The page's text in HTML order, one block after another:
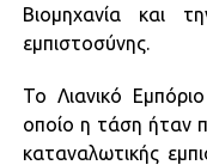
Βιομηχανία και
εμπιστοσύνης.
Το Λιανικό
οποίο η τάση ήταν
καταναλωτικής